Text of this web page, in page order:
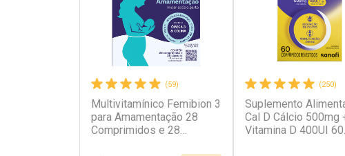
(59)
Multivitamínico Femibion 3
para Amamentação 28
Comprimidos e 28
(250)
Suplemento
Cal D Cálcio 500mg
Vitamina D 400UI 60